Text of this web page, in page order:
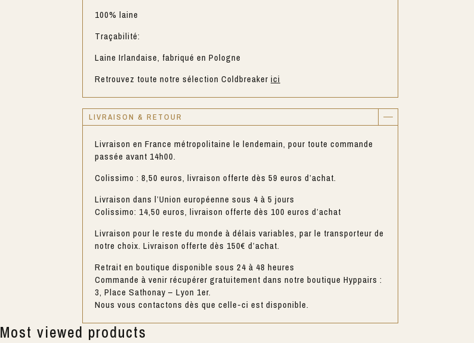
100% laine
Traçabilité:
Laine Irlandaise, fabriqué en Pologne
Retrouvez toute notre sélection Coldbreaker ici
LIVRAISON & RETOUR
Livraison en France métropolitaine le lendemain, pour toute commande
passée avant 14h00.
Colissimo : 8,50 euros, livraison offerte dès 59 euros d’achat.
Livraison dans l’Union européenne sous 4 à 5 jours
Colissimo: 14,50 euros, livraison offerte dès 100 euros d’achat
Livraison pour le reste du monde à délais variables, par le transporteur de
notre choix. Livraison offerte dès 150€ d’achat.
Retrait en boutique disponible sous 24 à 48 heures
Commande à venir récupérer gratuitement dans notre boutique Hyppairs :
3, Place Sathonay – Lyon 1er.
Nous vous contactons dès que celle-ci est disponible.
Most viewed products